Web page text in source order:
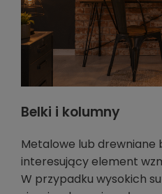
Belki i kolumny
Metalowe lub drewniane
interesujący element
W przypadku wysokich